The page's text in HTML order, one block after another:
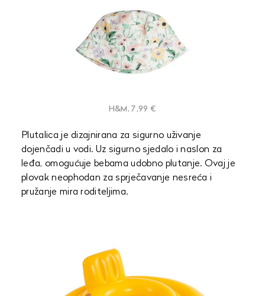
H&M, 7,99 €
Plutalica je dizajnirana za sigurno uživanje
dojenčadi u vodi. Uz sigurno sjedalo i naslon za
leđa, omogućuje bebama udobno plutanje. Ovaj je
plovak neophodan za sprječavanje nesreća i
pružanje mira roditeljima.